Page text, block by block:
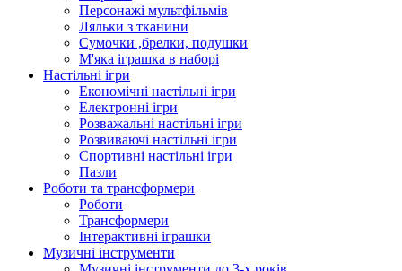
Персонажі мультфільмів
Ляльки з тканини
Сумочки ,брелки, подушки
М'яка іграшка в наборі
Настільні ігри
Економічні настільні ігри
Електронні ігри
Розважальні настільні ігри
Розвиваючі настільні ігри
Спортивні настільні ігри
Пазли
Роботи та трансформери
Роботи
Трансформери
Інтерактивні іграшки
Музичні інструменти